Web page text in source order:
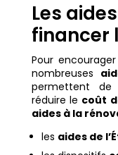
Les
financer
Pour
nombreuses
permettent de
réduire le coût
aides à la
les aides de